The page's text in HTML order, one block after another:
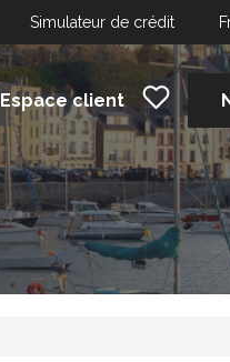
Simulateur de crédit
Espace client